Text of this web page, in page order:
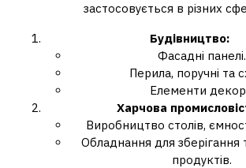
застосовується в різних
Будівництво:
Фасадні панелі.
Перила, поручні та
Елементи
Харчова
Виробництво столів,
Обладнання для зберігання
продуктів.